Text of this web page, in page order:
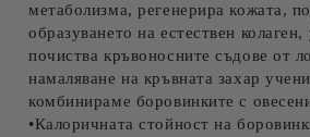
метаболизма, регенерира кожата,
образуването на естествен
почиства кръвоносните съдове от
намаляване на кръвната захар
комбинираме боровинките с
•Калоричната стойност на